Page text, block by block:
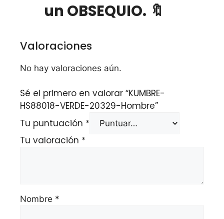
un OBSEQUIO. 🔖
Valoraciones
No hay valoraciones aún.
Sé el primero en valorar “KUMBRE-
HS88018-VERDE-20329-Hombre”
Tu puntuación *
Tu valoración *
Nombre *